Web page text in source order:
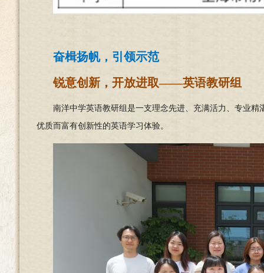
奋楫扬帆，引领示范
锐意创新，开放进取——英语教研组
南洋中学英语教研组是一支理念先进、充满活力、专业
优质而富有创新性的英语学习体验。